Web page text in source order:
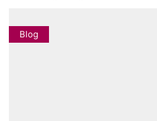
Blog